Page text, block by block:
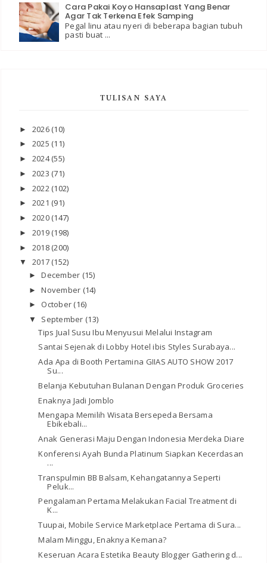
Cara Pakai Koyo Hansaplast Yang Benar
Agar Tak Terkena Efek Samping
Pegal linu atau nyeri di beberapa bagian tubuh
pasti buat ...
TULISAN SAYA
► 2026 (10)
► 2025 (11)
► 2024(55)
► 2023 (71)
► 2022 (102)
► 2021 (91)
► 2020 (147)
► 2019 (198)
► 2018 (200)
▼ 2017 (152)
►December (15)
►November (14)
► October (16)
▼ September (13)
Tips Jual Susu Ibu Menyusui Melalui Instagram
Santai Sejenak di Lobby Hotel ibis Styles Surabaya...
Ada Apa di Booth Pertamina GIIAS AUTO SHOW 2017
Su...
Belanja Kebutuhan Bulanan Dengan Produk Groceries
Enaknya Jadi Jomblo
Mengapa Memilih Wisata Bersepeda Bersama
Ebikebali...
Anak Generasi Maju Dengan Indonesia Merdeka Diare
Konferensi Ayah Bunda Platinum Siapkan Kecerdasan
...
Transpulmin BB Balsam, Kehangatannya Seperti
Peluk...
Pengalaman Pertama Melakukan Facial Treatment di
K...
Tuupai, Mobile Service Marketplace Pertama di Sura...
Malam Minggu, Enaknya Kemana?
Keseruan Acara Estetika Beauty Blogger Gathering d...